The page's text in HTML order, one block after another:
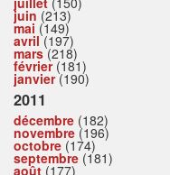
juin (213)
mai (149)
avril(197)
mars(218)
février(181)
janvier(190)
2011
décembre (182)
novembre (196)
octobre (174)
septembre (181)
août (177)